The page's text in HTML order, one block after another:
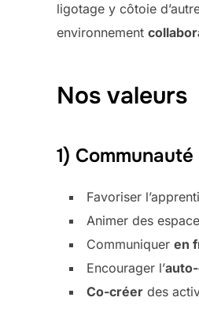
ligotage y côtoie
environnement
Nos valeurs
1)
Favoriser
Animer des
Communiquer en
Encourager l’
Co-créer des